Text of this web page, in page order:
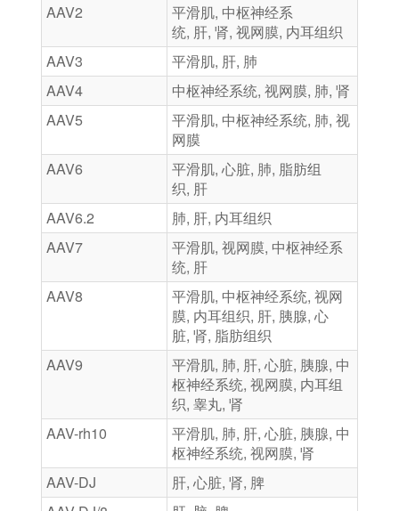
AAV2
平滑肌, 中枢神经系
统, 肝, 肾, 视网膜, 内耳组织
AAV3
平滑肌, 肝, 肺
AAV4
中枢神经系统, 视网膜, 肺, 肾
AAV5
平滑肌, 中枢神经系统, 肺, 视
网膜
AAV6
平滑肌, 心脏, 肺, 脂肪组
织, 肝
AAV6.2
肺, 肝, 内耳组织
AAV7
平滑肌, 视网膜, 中枢神经系
统, 肝
AAV8
平滑肌, 中枢神经系统, 视网
膜, 内耳组织, 肝, 胰腺, 心
脏, 肾, 脂肪组织
AAV9
平滑肌, 肺, 肝, 心脏, 胰腺, 中
枢神经系统, 视网膜, 内耳组
织, 睾丸, 肾
AAV-rh10
平滑肌, 肺, 肝, 心脏, 胰腺, 中
枢神经系统, 视网膜, 肾
AAV-DJ
肝, 心脏, 肾, 脾